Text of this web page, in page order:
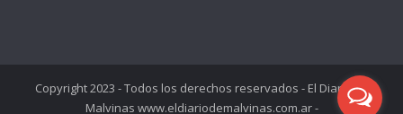
Copyright 2023 - Todos los derechos reservados - El Diario de
Malvinas www.eldiariodemalvinas.com.ar -